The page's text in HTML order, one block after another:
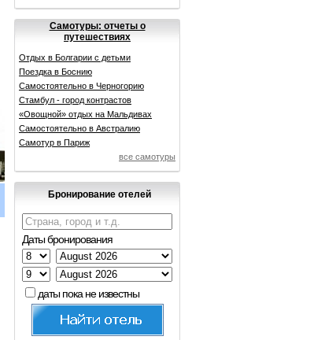
Самотуры: отчеты о
путешествиях
Отдых в Болгарии с детьми
Поездка в Боснию
Самостоятельно в Черногорию
Стамбул - город контрастов
«Овощной» отдых на Мальдивах
Самостоятельно в Австралию
Самотур в Париж
все самотуры
Бронирование отелей
Даты бронирования
даты пока не известны